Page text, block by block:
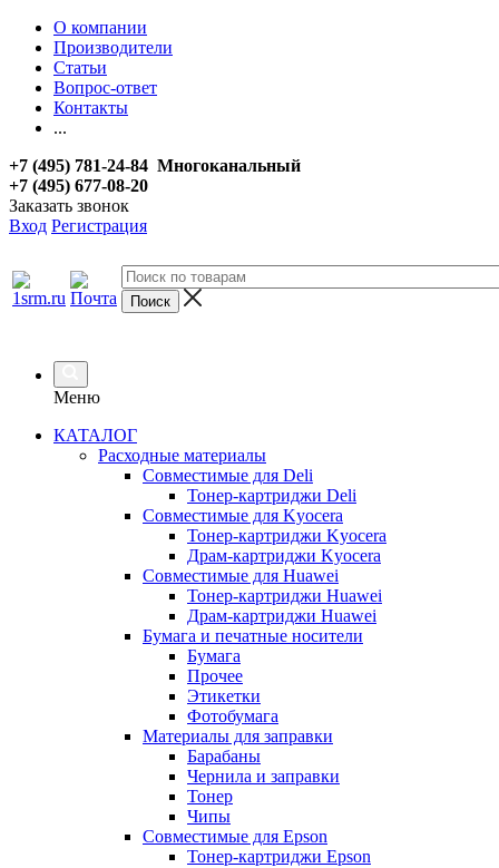
О компании
Производители
Статьи
Вопрос-ответ
Контакты
...
+7 (495) 781-24-84 Многоканальный
+7 (495) 677-08-20
Заказать звонок
Вход Регистрация
Меню
КАТАЛОГ
Расходные материалы
Совместимые для Deli
Тонер-картриджи Deli
Совместимые для Kyocera
Тонер-картриджи Kyocera
Драм-картриджи Kyocera
Совместимые для Huawei
Тонер-картриджи Huawei
Драм-картриджи Huawei
Бумага и печатные носители
Бумага
Прочее
Этикетки
Фотобумага
Материалы для заправки
Барабаны
Чернила и заправки
Тонер
Чипы
Совместимые для Epson
Тонер-картриджи Epson